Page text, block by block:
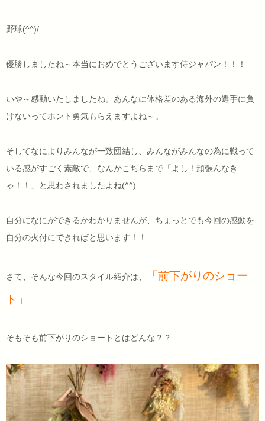
野球(^^)/
優勝しましたね～本当におめでとうございます侍ジャパン！！！
いや～感動いたしましたね。あんなに体格差のある海外の選手に負
けないってホント勇気もらえますよね～。
そしてなによりみんなが一致団結し、みんながみんなの為に戦って
いる感がすごく素敵で、なんかこちらまで「よし！頑張んなき
ゃ！！」と思わされましたよね(^^)
自分になにができるかわかりませんが、ちょっとでも今回の感動を
自分の火付にできればと思います！！
さて、そんな今回のスタイル紹介は、
「前下がりのショー
ト」
そもそも前下がりのショートとはどんな？？